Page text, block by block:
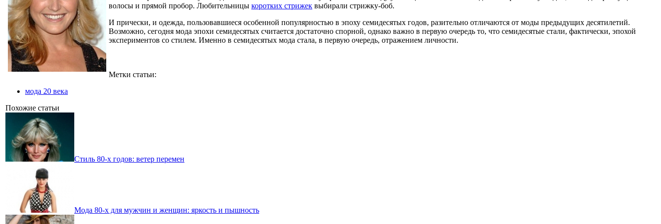
волосы и прямой пробор. Любительницы коротких стрижек выбирали стрижку-боб.
И прически, и одежда, пользовавшиеся особенной популярностью в эпоху семидесятых годов, разительно отличаются от моды предыдущих десятилетий.
Возможно, сегодня мода эпохи семидесятых считается достаточно спорной, однако важно в первую очередь то, что семидесятые стали, фактически, эпохой
экспериментов со стилем. Именно в семидесятых мода стала, в первую очередь, отражением личности.
Метки статьи:
мода 20 века
Похожие статьи
Стиль 80-х годов: ветер перемен
Мода 80-х для мужчин и женщин: яркость и пышность